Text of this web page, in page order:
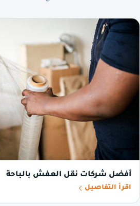
أفضل شركات نقل العفش بالباحة
اقرأ التفاصيل